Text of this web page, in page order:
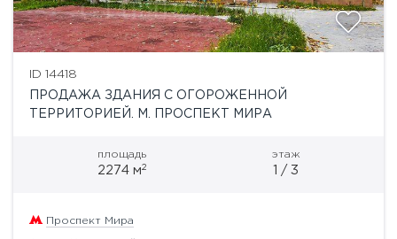
ID 14418
ПРОДАЖА ЗДАНИЯ С ОГОРОЖЕННОЙ
ТЕРРИТОРИЕЙ. М. ПРОСПЕКТ МИРА
площадь
2274 м2
этаж
1 / 3
Проспект Мира